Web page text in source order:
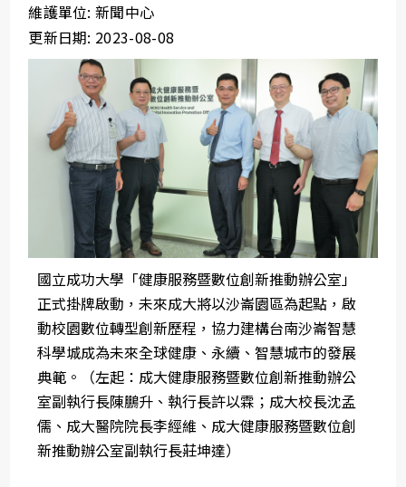
維護單位: 新聞中心
更新日期: 2023-08-08
國立成功大學「健康服務暨數位創新推動辦公室」
正式掛牌啟動，未來成大將以沙崙園區為起點，啟
動校園數位轉型創新歷程，協力建構台南沙崙智慧
科學城成為未來全球健康、永續、智慧城市的發展
典範。（左起：成大健康服務暨數位創新推動辦公
室副執行長陳鵬升、執行長許以霖；成大校長沈孟
儒、成大醫院院長李經維、成大健康服務暨數位創
新推動辦公室副執行長莊坤達）